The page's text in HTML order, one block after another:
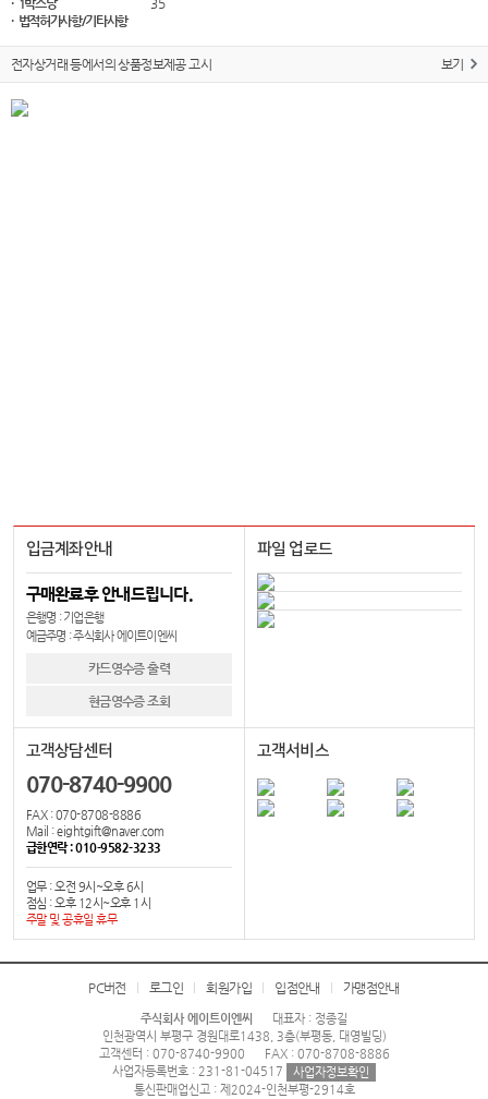
· 법적허가사항/기타사항
전자상거래 등에서의 상품정보제공 고시 보기
입금계좌안내
구매완료후 안내드립니다.
은행명 : 기업은행
예금주명 : 주식회사 에이트이엔씨
카드영수증 출력
현금영수증 조회
파일 업로드
고객상담센터
070-8740-9900
FAX : 070-8708-8886
Mail : eightgift@naver.com
급한연락 : 010-9582-3233
업무 : 오전 9시~오후 6시
점심 : 오후 12시~오후 1시
주말 및 공휴일 휴무
고객서비스
PC버전 로그인 회원가입 입점안내 가맹점안내
주식회사 에이트이엔씨
대표자 : 정종길
인천광역시 부평구 경원대로1438, 3층(부평동, 대영빌딩)
고객센터 : 070-8740-9900
FAX : 070-8708-8886
사업자등록번호 : 231-81-04517
사업자정보확인
통신판매업신고 : 제2024-인천부평-2914호